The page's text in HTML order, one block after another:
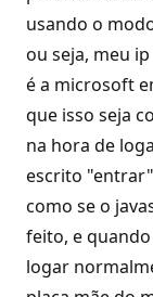
usando o
ou seja, meu
é a microsoft
que isso seja
na hora de
escrito
como se o
feito, e
logar